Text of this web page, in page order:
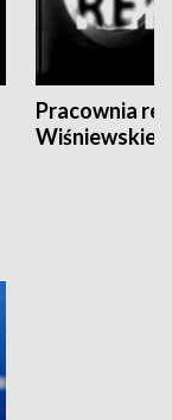
Pracownia